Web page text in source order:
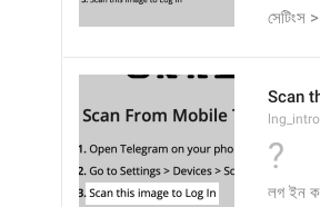
সেটিংস
Scan
?
লগ ইন